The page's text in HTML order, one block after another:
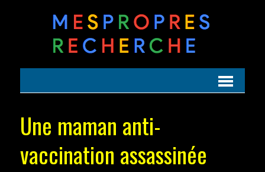
Une maman anti-
vaccination assassinée